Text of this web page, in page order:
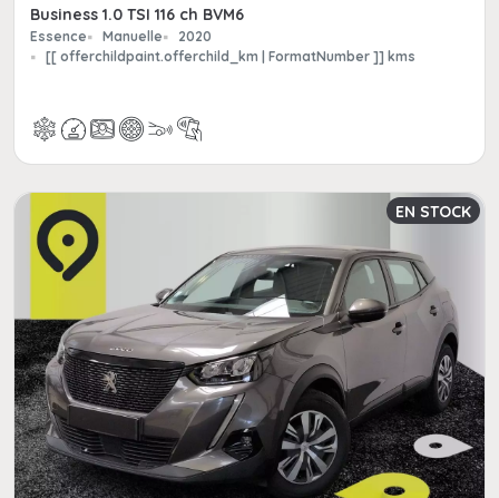
Business 1.0 TSI 116 ch BVM6
Essence Manuelle
2020
[[ offerchildpaint.offerchild_km | FormatNumber ]] kms
EN STOCK